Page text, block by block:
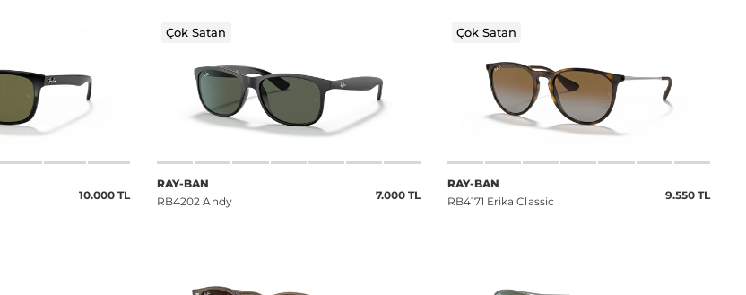
10.000 TL
Çok Satan
RAY-BAN
RB4202 Andy
7.000 TL
Çok Satan
RAY-BAN
RB4171 Erika Classic
9.550 TL